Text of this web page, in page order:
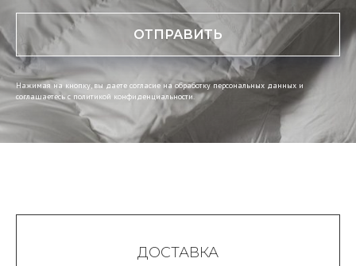
ОТПРАВИТЬ
Нажимая на кнопку, вы даете согласие на обработку персональных данных и
соглашаетесь c политикой конфиденциальности.
ДОСТАВКА